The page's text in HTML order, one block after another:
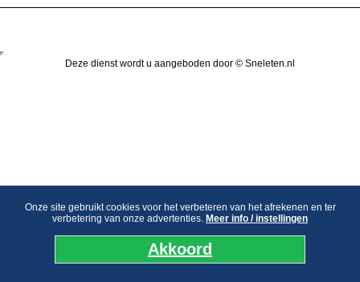
Onze site gebruikt cookies voor het verbeteren van het afrekenen en ter
verbetering van onze advertenties. Meer info / instellingen
Akkoord
Deze dienst wordt u aangeboden door © Sneleten.nl